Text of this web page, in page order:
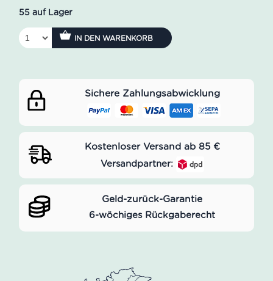
55 auf Lager
IN DEN WARENKORB
Sichere Zahlungsabwicklung
Kostenloser Versand ab 85 €
Versandpartner:
Geld-zurück-Garantie
6-wöchiges Rückgaberecht